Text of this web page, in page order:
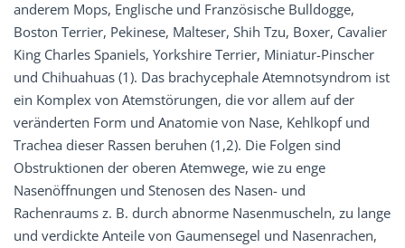
anderem Mops, Englische und Französische Bulldogge,
Boston Terrier, Pekinese, Malteser, Shih Tzu, Boxer, Cavalier
King Charles Spaniels, Yorkshire Terrier, Miniatur-Pinscher
und Chihuahuas (1). Das brachycephale Atemnotsyndrom ist
ein Komplex von Atemstörungen, die vor allem auf der
veränderten Form und Anatomie von Nase, Kehlkopf und
Trachea dieser Rassen beruhen (1,2). Die Folgen sind
Obstruktionen der oberen Atemwege, wie zu enge
Nasenöffnungen und Stenosen des Nasen- und
Rachenraums z. B. durch abnorme Nasenmuscheln, zu lange
und verdickte Anteile von Gaumensegel und Nasenrachen,